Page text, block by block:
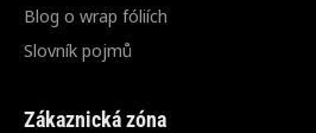
Blog o wrap fóliích
Slovník pojmů
Zákaznická zóna